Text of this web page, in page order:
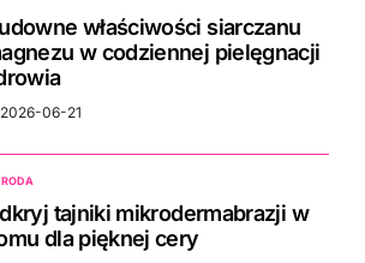
właściwości siarczanu
w codziennej pielęgnacji
2026-06-21
tajniki mikrodermabrazji w
dla pięknej cery